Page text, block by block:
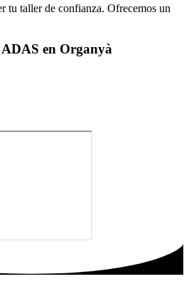
tu taller de confianza. Ofrecemos un
en Organyà